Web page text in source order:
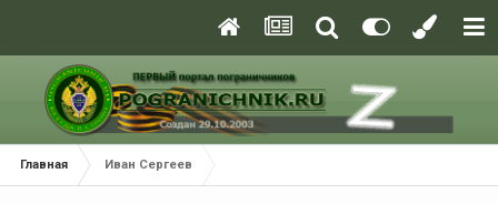
Главная Иван Сергеев